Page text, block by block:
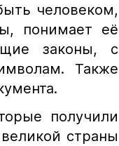
человеком,
понимает её
законы, с
Также
получили
страны